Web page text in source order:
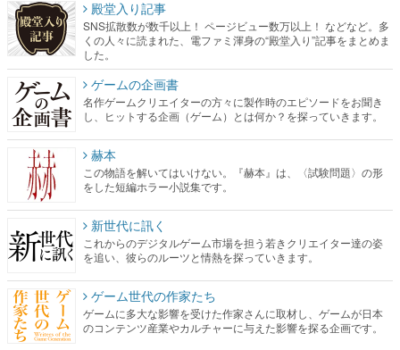
殿堂入り記事
SNS拡散数が数千以上！ ページビュー数万以上！ などなど。多
くの人々に読まれた、電ファミ渾身の“殿堂入り”記事をまとめま
した。
ゲームの企画書
名作ゲームクリエイターの方々に製作時のエピソードをお聞き
し、ヒットする企画（ゲーム）とは何か？を探っていきます。
赫本
この物語を解いてはいけない。『赫本』は、〈試験問題〉の形
をした短編ホラー小説集です。
新世代に訊く
これからのデジタルゲーム市場を担う若きクリエイター達の姿
を追い、彼らのルーツと情熱を探っていきます。
ゲーム世代の作家たち
ゲームに多大な影響を受けた作家さんに取材し、ゲームが日本
のコンテンツ産業やカルチャーに与えた影響を探る企画です。